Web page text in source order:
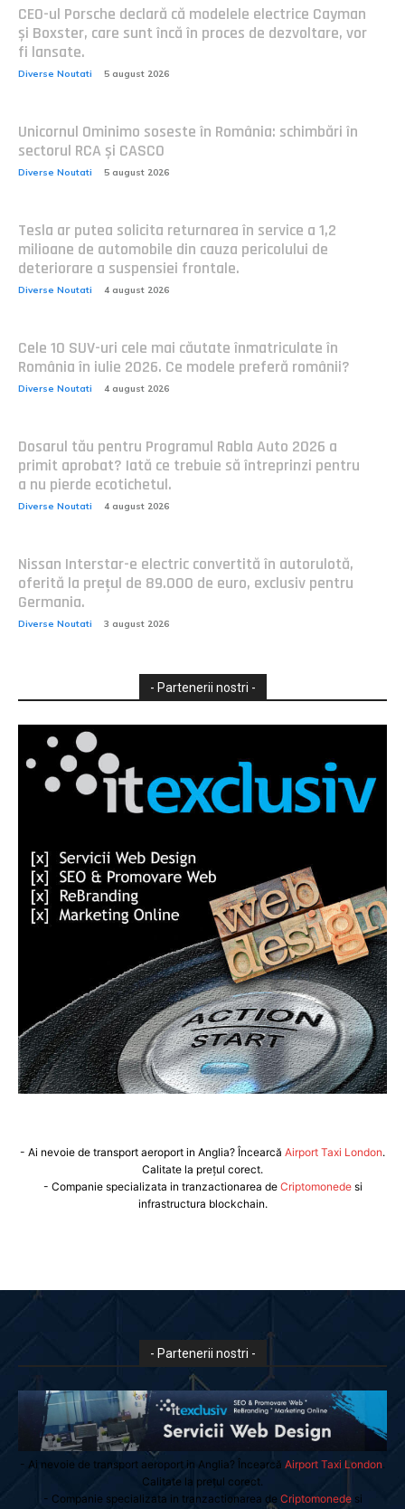
CEO-ul Porsche declară că modelele electrice Cayman
și Boxster, care sunt încă în proces de dezvoltare, vor
fi lansate.
Diverse Noutati 5 august 2026
Unicornul Ominimo soseste în România: schimbări în
sectorul RCA și CASCO
Diverse Noutati 5 august 2026
Tesla ar putea solicita returnarea în service a 1,2
milioane de automobile din cauza pericolului de
deteriorare a suspensiei frontale.
Diverse Noutati 4 august 2026
Cele 10 SUV-uri cele mai căutate înmatriculate în
România în iulie 2026. Ce modele preferă românii?
Diverse Noutati 4 august 2026
Dosarul tău pentru Programul Rabla Auto 2026 a
primit aprobat? Iată ce trebuie să întreprinzi pentru
a nu pierde ecotichetul.
Diverse Noutati 4 august 2026
Nissan Interstar-e electric convertită în autorulotă,
oferită la prețul de 89.000 de euro, exclusiv pentru
Germania.
Diverse Noutati 3 august 2026
- Partenerii nostri -
- Ai nevoie de transport aeroport in Anglia? Încearcă Airport Taxi London.
Calitate la prețul corect.
- Companie specializata in tranzactionarea de Criptomonedesi
infrastructura blockchain.
- Partenerii nostri -
- Ai nevoie de transport aeroport in Anglia? Încearcă Airport Taxi London
Calitate la prețul corect.
- Companie specializata in tranzactionarea de Criptomonedesi